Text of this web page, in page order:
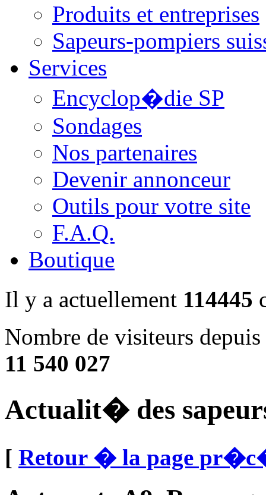
Produits et entreprises
Sapeurs-pompiers
Services
Encyclop�die SP
Sondages
Nos partenaires
Devenir annonceur
Outils pour votre site
F.A.Q.
Boutique
Il y a actuellement 114445
Nombre de visiteurs
11 540 027
Actualit� des
[ Retour � la page